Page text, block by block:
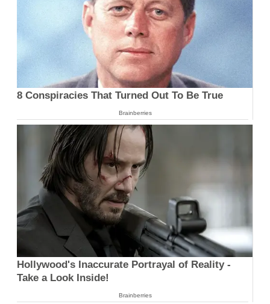
8 Conspiracies That Turned Out To Be True
Brainberries
Hollywood's Inaccurate Portrayal of Reality -
Take a Look Inside!
Brainberries